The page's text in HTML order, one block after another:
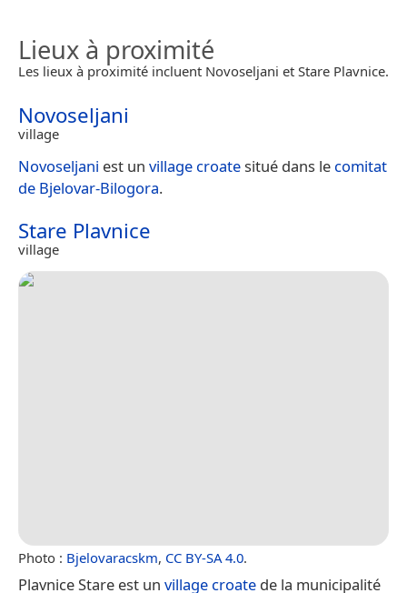
Lieux à proximité
Les lieux à proximité incluent Novoseljani et Stare Plavnice.
Novoseljani
village
Novoseljani est un village croatesitué dans le comitat
de Bjelovar-Bilogora.
Stare Plavnice
village
Photo : Bjelovaracskm, CC BY-SA 4.0.
Plavnice Stare est un village croate de la municipalité